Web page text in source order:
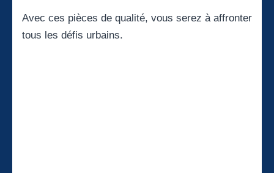
Avec ces pièces de qualité, vous serez à affronter
tous les défis urbains.